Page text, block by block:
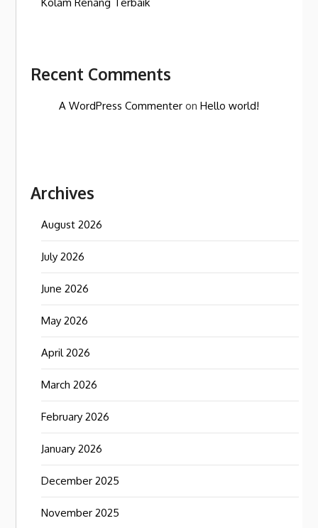
Recent Comments
A WordPress Commenter onHello world!
Archives
August 2026
July 2026
June 2026
May 2026
April 2026
March 2026
February 2026
January 2026
December 2025
November 2025